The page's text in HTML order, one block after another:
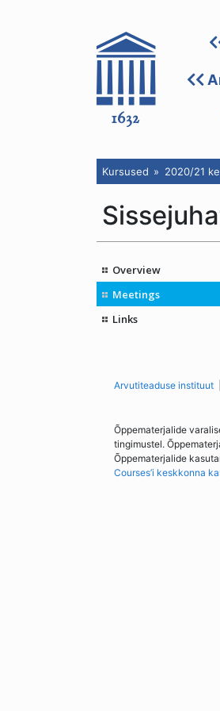
Kursused 2020/21
Overview
Meetings
Links
Arvutiteaduse instituut
Õppematerjalide
tingimustel.
Õppematerjalide
Courses’i keskkonna